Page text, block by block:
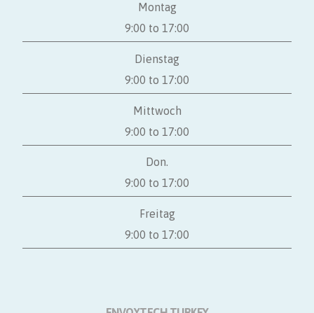
Montag
9:00 to 17:00
Dienstag
9:00 to 17:00
Mittwoch
9:00 to 17:00
Don.
9:00 to 17:00
Freitag
9:00 to 17:00